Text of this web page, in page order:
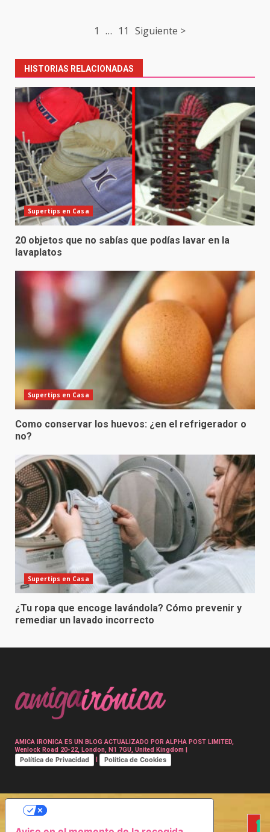
1 … 11 Siguiente >
HISTORIAS RELACIONADAS
Supertips en Casa
20 objetos que no sabías que podías lavar en la
lavaplatos
Supertips en Casa
Como conservar los huevos: ¿en el refrigerador o
no?
Supertips en Casa
¿Tu ropa que encoge lavándola? Cómo prevenir y
remediar un lavado incorrecto
AMICA IRONICA ES UN BLOG ACTUALIZADO POR ALPHA POST LIMITED,
Wenlock Road 20-22, London, N1 7GU, United Kingdom |
Política de Privacidad Política de Cookies
SUS OPCIONES DE PRIVACIDAD